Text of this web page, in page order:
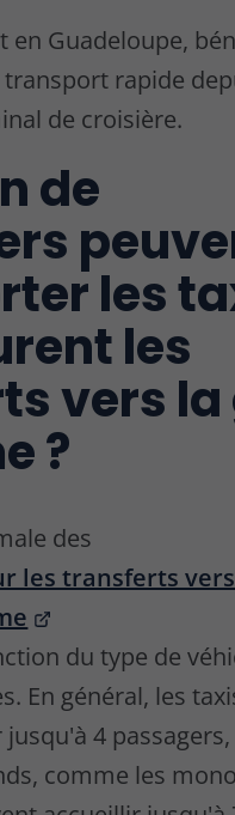
en Guadeloupe,
rapide
de croisière.
de
les
les
vers la
?
des
les transferts
du type de
En général, les
4
comme les